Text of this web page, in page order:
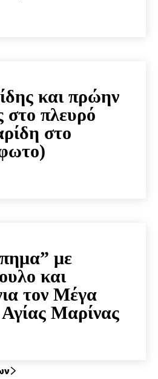
και πρώην
στο πλευρό
στο
με
και
τον Μέγα
Μαρίνας